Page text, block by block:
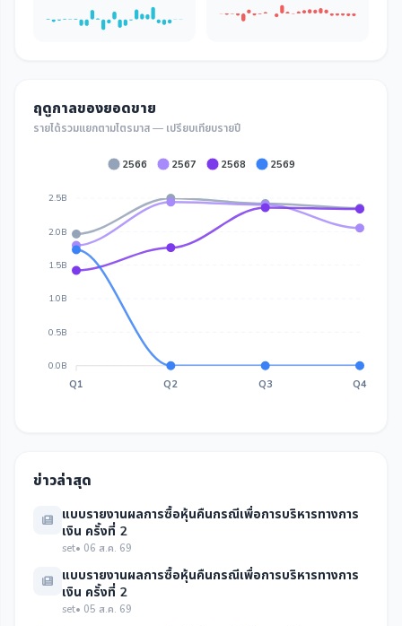
ฤดูกาลของยอดขาย
รายได้รวมแยกตามไตรมาส — เปรียบเทียบรายปี
2566 2567 2568 2569
2.5B
2.0B
1.5B
1.0B
0.5B
0.0B
Q1 Q2 Q3 Q4
ข่าวล่าสุด
แบบรายงานผลการซื้อหุ้นคืนกรณีเพื่อการบริหารทางการ
เงิน ครั้งที่ 2
set• 06 ส.ค. 69
แบบรายงานผลการซื้อหุ้นคืนกรณีเพื่อการบริหารทางการ
เงิน ครั้งที่ 2
set• 05 ส.ค. 69